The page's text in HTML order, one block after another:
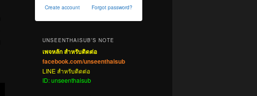
Create account Forgot password?
UNSEENTHAISUB’S NOTE
เพจหลัก สำหรับติดต่อ
facebook.com/unseenthaisub
LINE สำหรับติดต่อ
ID: unseenthaisub